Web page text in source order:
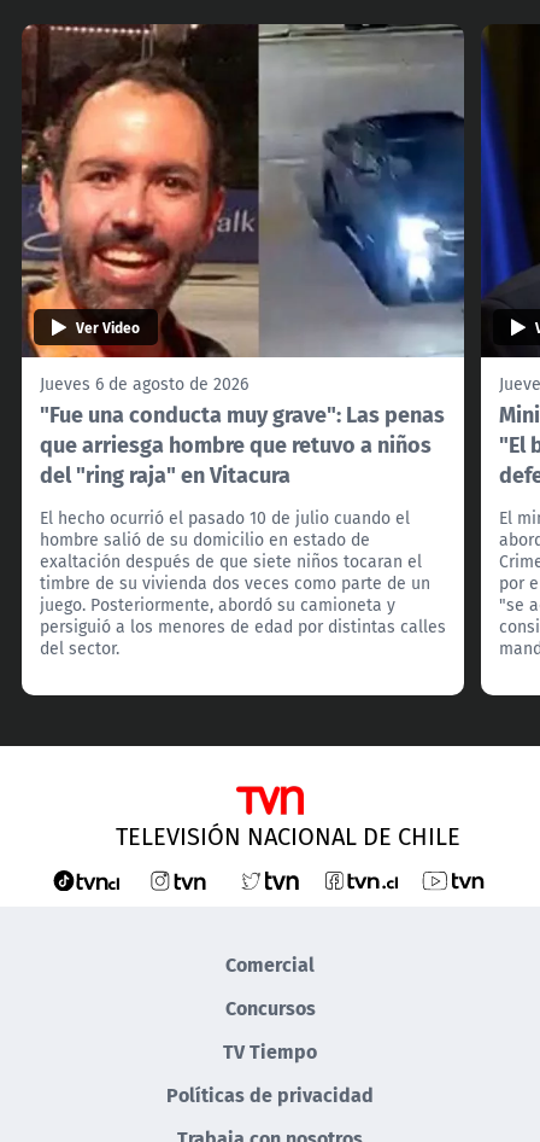
Ver Video
Jueves 6 de agosto de 2026
"Fue una conducta muy grave": Las penas
que arriesga hombre que retuvo a niños
del "ring raja" en Vitacura
El hecho ocurrió el pasado 10 de julio cuando el
hombre salió de su domicilio en estado de
exaltación después de que siete niños tocaran el
timbre de su vivienda dos veces como parte de un
juego. Posteriormente, abordó su camioneta y
persiguió a los menores de edad por distintas calles
del sector.
"El
El
por
"se
TELEVISIÓN NACIONAL DE CHILE
Comercial
Concursos
TV Tiempo
Políticas de privacidad